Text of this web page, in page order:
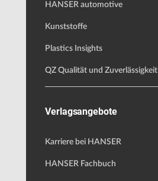
HANSER automotive
Kunststoffe
Plastics Insights
QZ Qualität und Zuverlässigkeit
Verlagsangebote
Karriere bei HANSER
HANSER Fachbuch